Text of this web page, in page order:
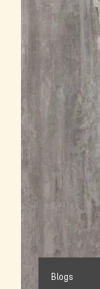
Blogs